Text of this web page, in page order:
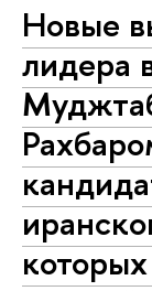
Новые
лидера